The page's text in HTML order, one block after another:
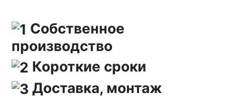
Собственное
производство
Короткие сроки
Доставка, монтаж